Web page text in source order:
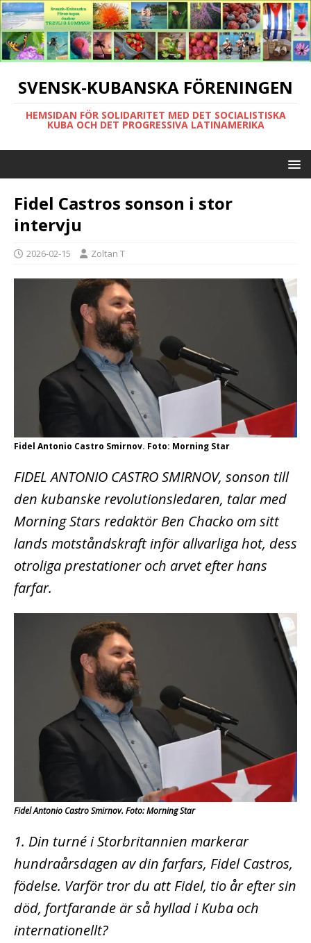
SVENSK-KUBANSKA FÖRENINGEN
HEMSIDAN FÖR SOLIDARITET MED DET SOCIALISTISKA
KUBA OCH DET PROGRESSIVA LATINAMERIKA
Fidel Castros sonson i stor
intervju
2026-02-15 Zoltan T
Fidel Antonio Castro Smirnov. Foto: Morning Star
FIDEL ANTONIO CASTRO SMIRNOV, sonson till
den kubanske revolutionsledaren, talar med
Morning Stars redaktör Ben Chacko om sitt
lands motståndskraft inför allvarliga hot, dess
otroliga prestationer och arvet efter hans
farfar.
Fidel Antonio Castro Smirnov. Foto: Morning Star
1. Din turné i Storbritannien markerar
hundraårsdagen av din farfars, Fidel Castros,
födelse. Varför tror du att Fidel, tio år efter sin
död, fortfarande är så hyllad i Kuba och
internationellt?